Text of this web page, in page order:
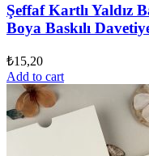
Şeffaf Kartlı Yaldız
Boya Baskılı
₺15,20
Add to cart